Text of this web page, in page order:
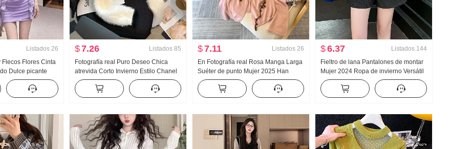
Listados 26
Flecos Flores Cinta
Dulce picante
Pliegues
lápiz
$7.26 Listados 85
Fotografía real Puro Deseo Chica
atrevida Corto Invierno Estilo Chanel
Imitación Visón Acolchado Suéter
Versátil Suéter de punto Top ins
$7.11 Listados 26
En Fotografía real Rosa Manga Larga
Suéter de punto Mujer 2025 Han
Serie Atmósfera Sentido Principios de
otoño Ajustado Top Diseño Sentido
Nicho
$6.37 Listados 144
Fieltro de lana Pantalones de montar
Mujer 2024 Ropa de invierno Versátil
Paño grueso Talle alto Kuo Pierna
Pantalones casuales Una palabra
Botón Adelgazante Pantalones cortos